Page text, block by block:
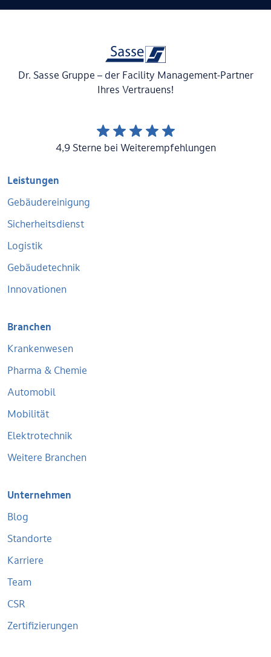
Dr. Sasse Gruppe – der Facility Management-Partner
Ihres Vertrauens!
4,9 Sterne bei Weiterempfehlungen
Leistungen
Gebäudereinigung
Sicherheitsdienst
Logistik
Gebäudetechnik
Innovationen
Branchen
Krankenwesen
Pharma & Chemie
Automobil
Mobilität
Elektrotechnik
Weitere Branchen
Unternehmen
Blog
Standorte
Karriere
Team
CSR
Zertifizierungen